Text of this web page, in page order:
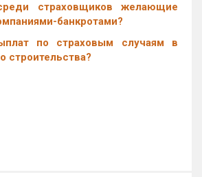
страховщиков желающие
банкротами?
по страховым случаям в
строительства?